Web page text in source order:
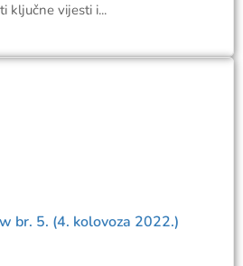
ključne vijesti i...
br. 5. (4. kolovoza 2022.)